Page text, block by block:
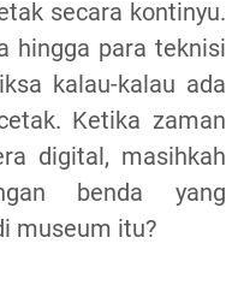
secara kontinyu.
hingga para teknisi
kalau-kalau ada
Ketika zaman
digital, masihkah
benda yang
museum itu?